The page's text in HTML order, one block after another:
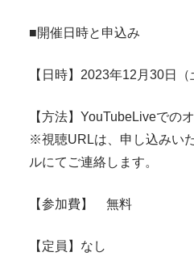
■開催日時と申込み
【日時】2023年12月30日（
【方法】YouTubeLiveでの
※視聴URLは、申し込みい
ルにてご連絡します。
【参加費】 無料
【定員】なし